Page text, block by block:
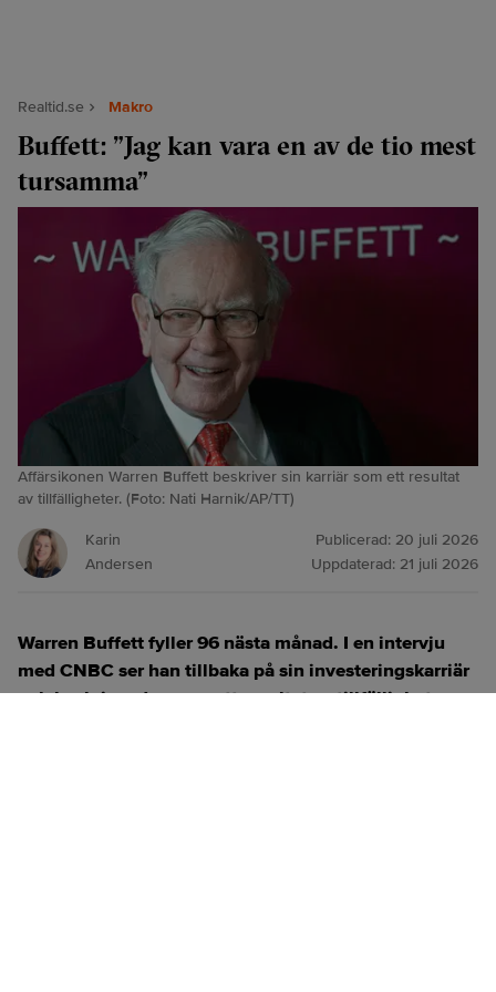
Realtid.se Makro
Buffett: ”Jag kan vara en av de tio mest
tursamma”
Affärsikonen Warren Buffett beskriver sin karriär som ett resultat
av tillfälligheter. (Foto: Nati Harnik/AP/TT)
Karin
Andersen
Publicerad: 20 juli 2026
Uppdaterad: 21 juli 2026
Warren Buffett fyller 96 nästa månad. I en intervju
med CNBC ser han tillbaka på sin investeringskarriär
och beskriver den som ett resultat av tillfälligheter.